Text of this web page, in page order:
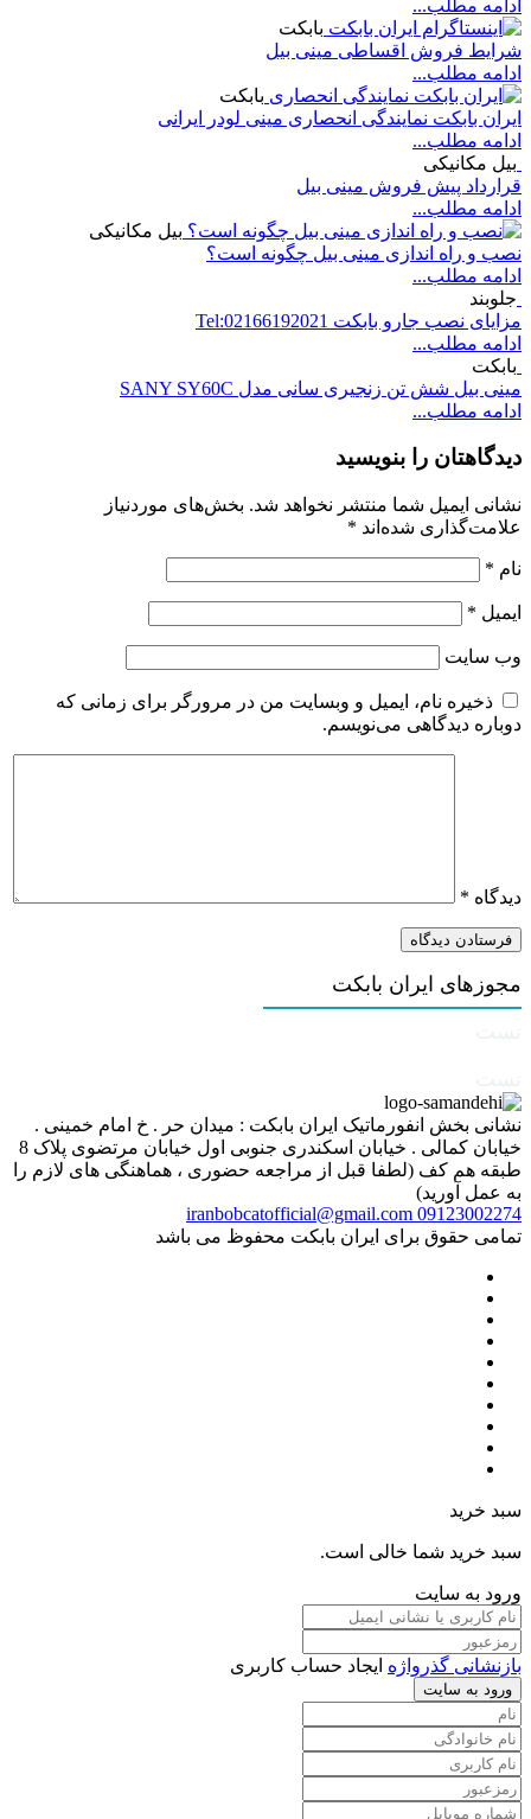
ادامه مطلب...
بابکت
شرایط فروش اقساطی مینی بیل
ادامه مطلب...
بابکت
ایران بابکت نمایندگی انحصاری مینی لودر ایرانی
ادامه مطلب...
بیل مکانیکی
قرارداد پیش فروش مینی بیل
ادامه مطلب...
بیل مکانیکی
نصب و راه اندازی مینی بیل چگونه است؟
ادامه مطلب...
جلوبند
مزایای نصب جارو بابکت Tel:02166192021
ادامه مطلب...
بابکت
مینی بیل شش تن زنجیری سانی مدل SANY SY60C
ادامه مطلب...
دیدگاهتان را بنویسید
نشانی ایمیل شما منتشر نخواهد شد. بخش‌های موردنیاز
علامت‌گذاری شده‌اند *
نام *
ایمیل *
وب‌ سایت
ذخیره نام، ایمیل و وبسایت من در مرورگر برای زمانی که
دوباره دیدگاهی می‌نویسم.
دیدگاه *
مجوزهای ایران بابکت
نشانی بخش انفورماتیک ایران بابکت : میدان حر . خ امام خمینی .
خیابان کمالی . خیابان اسکندری جنوبی اول خیابان مرتضوی پلاک 8
طبقه هم کف (لطفا قبل از مراجعه حضوری ، هماهنگی های لازم را
به عمل آورید)
09123002274
iranbobcatofficial@gmail.com
تمامی حقوق برای ایران بابکت محفوظ می باشد
سبد خرید
سبد خرید شما خالی است.
ورود به سایت
بازنشانی گذرواژه ایجاد حساب کاربری
ورود به سایت